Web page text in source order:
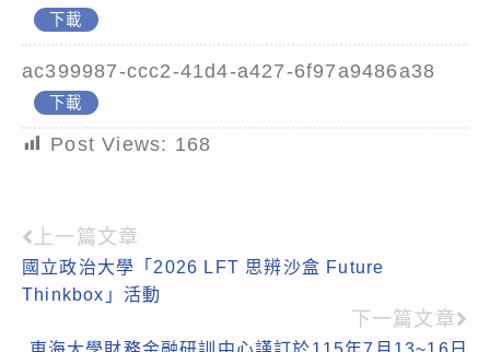
下載
ac399987-ccc2-41d4-a427-6f97a9486a38
下載
Post Views: 168
Read
more
上一篇文章
國立政治大學「2026 LFT 思辨沙盒 Future
Thinkbox」活動
下一篇文章